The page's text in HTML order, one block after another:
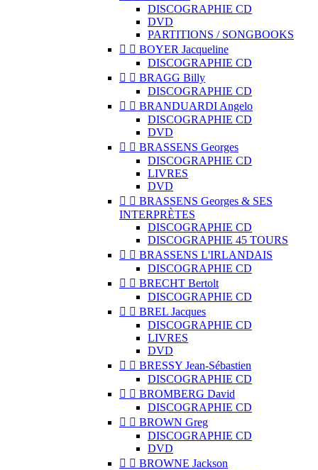
DISCOGRAPHIE CD
DVD
PARTITIONS / SONGBOOKS
  BOYER Jacqueline
DISCOGRAPHIE CD
  BRAGG Billy
DISCOGRAPHIE CD
  BRANDUARDI Angelo
DISCOGRAPHIE CD
DVD
  BRASSENS Georges
DISCOGRAPHIE CD
LIVRES
DVD
  BRASSENS Georges & SES
INTERPRÈTES
DISCOGRAPHIE CD
DISCOGRAPHIE 45 TOURS
  BRASSENS L'IRLANDAIS
DISCOGRAPHIE CD
  BRECHT Bertolt
DISCOGRAPHIE CD
  BREL Jacques
DISCOGRAPHIE CD
LIVRES
DVD
  BRESSY Jean-Sébastien
DISCOGRAPHIE CD
  BROMBERG David
DISCOGRAPHIE CD
  BROWN Greg
DISCOGRAPHIE CD
DVD
  BROWNE Jackson